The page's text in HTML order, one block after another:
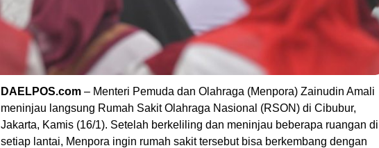
DAELPOS.com – Menteri Pemuda dan Olahraga (Menpora) Zainudin Amali
meninjau langsung Rumah Sakit Olahraga Nasional (RSON) di Cibubur,
Jakarta, Kamis (16/1). Setelah berkeliling dan meninjau beberapa ruangan di
setiap lantai, Menpora ingin rumah sakit tersebut bisa berkembang dengan